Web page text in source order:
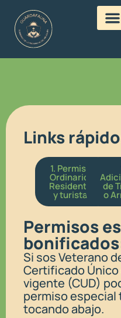
Links
1. Permisos
Ordinarios.
Residentes
y turistas
de
o
Permisos
Si sos Veterano
Certificado
vigente (CUD)
permiso
tocando abajo.